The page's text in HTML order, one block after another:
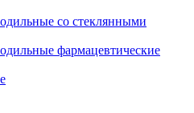
со стеклянными
фармацевтические